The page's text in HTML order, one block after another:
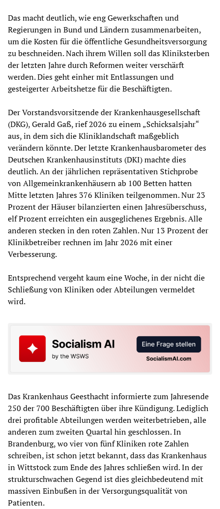
Das macht deutlich, wie eng Gewerkschaften und
Regierungen in Bund und Ländern zusammenarbeiten,
um die Kosten für die öffentliche Gesundheitsversorgung
zu beschneiden. Nach ihrem Willen soll das Kliniksterben
der letzten Jahre durch Reformen weiter verschärft
werden. Dies geht einher mit Entlassungen und
gesteigerter Arbeitshetze für die Beschäftigten.
Der Vorstandsvorsitzende der Krankenhausgesellschaft
(DKG), Gerald Gaß, rief 2026 zu einem „Schicksalsjahr“
aus, in dem sich die Kliniklandschaft maßgeblich
verändern könnte. Der letzte Krankenhausbarometer des
Deutschen Krankenhausinstituts (DKI) machte dies
deutlich. An der jährlichen repräsentativen Stichprobe
von Allgemeinkrankenhäusern ab 100 Betten hatten
Mitte letzten Jahres 376 Kliniken teilgenommen. Nur 23
Prozent der Häuser bilanzierten einen Jahresüberschuss,
elf Prozent erreichten ein ausgeglichenes Ergebnis. Alle
anderen stecken in den roten Zahlen. Nur 13 Prozent der
Klinikbetreiber rechnen im Jahr 2026 mit einer
Verbesserung.
Entsprechend vergeht kaum eine Woche, in der nicht die
Schließung von Kliniken oder Abteilungen vermeldet
wird.
Das Krankenhaus Geesthacht informierte zum Jahresende
250 der 700 Beschäftigten über ihre Kündigung. Lediglich
drei profitable Abteilungen werden weiterbetrieben, alle
anderen zum zweiten Quartal hin geschlossen. In
Brandenburg, wo vier von fünf Kliniken rote Zahlen
schreiben, ist schon jetzt bekannt, dass das Krankenhaus
in Wittstock zum Ende des Jahres schließen wird. In der
strukturschwachen Gegend ist dies gleichbedeutend mit
massiven Einbußen in der Versorgungsqualität von
Patienten.